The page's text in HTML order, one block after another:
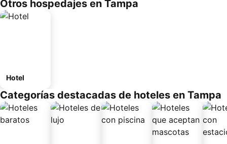
Otros hospedajes en Tampa
Hotel
Categorías destacadas de hoteles en Tampa